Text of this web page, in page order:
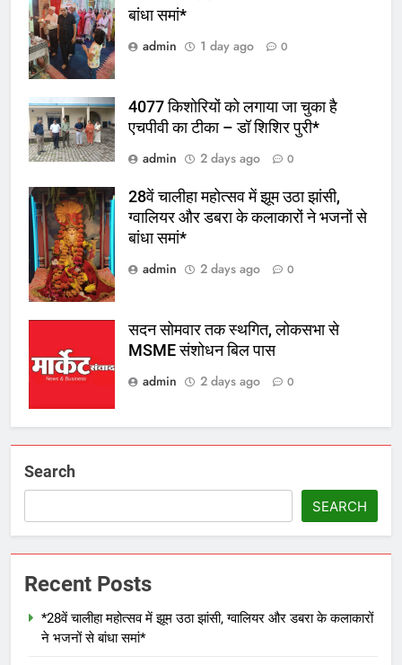
बांधा समां*
admin
1 day ago 0
4077 किशोरियों को लगाया जा चुका है
एचपीवी का टीका – डॉ शिशिर पुरी*
admin
2 days ago 0
28वें चालीहा महोत्सव में झूम उठा झांसी,
ग्वालियर और डबरा के कलाकारों ने भजनों से
बांधा समां*
admin
2 days ago 0
सदन सोमवार तक स्थगित, लोकसभा से
MSME संशोधन बिल पास
admin
2 days ago 0
Search
SEARCH
Recent Posts
*28वें चालीहा महोत्सव में झूम उठा झांसी, ग्वालियर और डबरा के कलाकारों
ने भजनों से बांधा समां*